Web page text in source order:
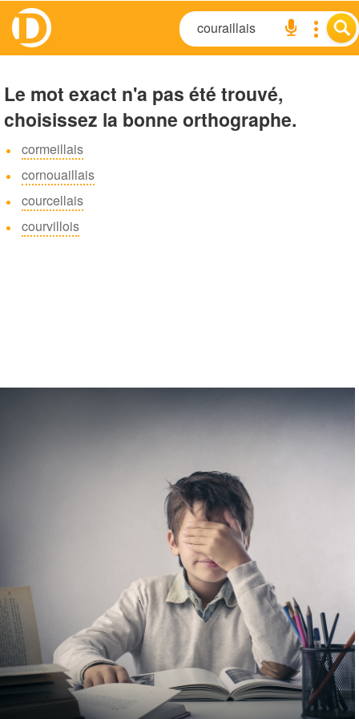
Le mot exact n'a pas été trouvé,
choisissez la bonne orthographe.
cormeillais
cornouaillais
courcellais
courvillois